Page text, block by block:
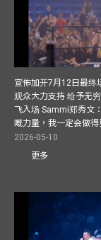
宣佈加开7月12日最终
观众大力支持 给予无
飞入场 Sammi郑秀文
嘅力量，我一定会做得
2026-05-10
更多